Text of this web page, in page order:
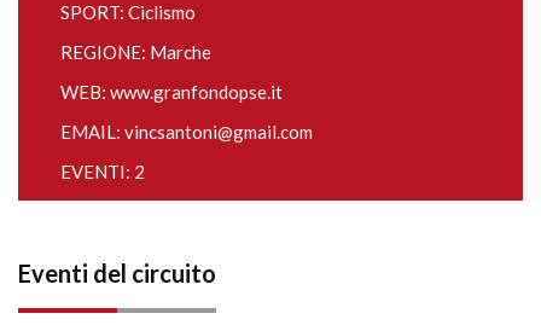
SPORT: Ciclismo
REGIONE: Marche
WEB: www.granfondopse.it
EMAIL: vincsantoni@gmail.com
EVENTI: 2
Eventi del circuito